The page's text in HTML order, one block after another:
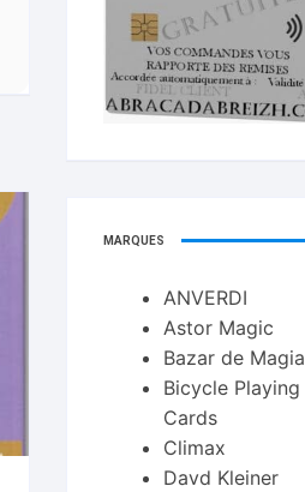
MARQUES
ANVERDI
Astor Magic
Bazar de Magia
Bicycle Playing
Cards
Climax
Davd Kleiner